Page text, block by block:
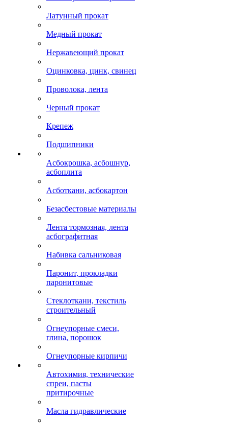
Латунный прокат
Медный прокат
Нержавеющий прокат
Оцинковка, цинк, свинец
Проволока, лента
Черный прокат
Крепеж
Подшипники
Асбокрошка, асбошнур,
асбоплита
Асботкани, асбокартон
Безасбестовые материалы
Лента тормозная, лента
асбографитная
Набивка сальниковая
Паронит, прокладки
паронитовые
Стеклоткани, текстиль
строительный
Огнеупорные смеси,
глина, порошок
Огнеупорные кирпичи
Автохимия, технические
спреи, пасты
притирочные
Масла гидравлические